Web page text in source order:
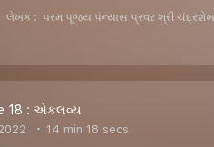
લેખક : પરમ પૂજ્ય પંન્યાસ પ્રવર શ્રી
18 : એકલવ્ય
14 min 18 secs